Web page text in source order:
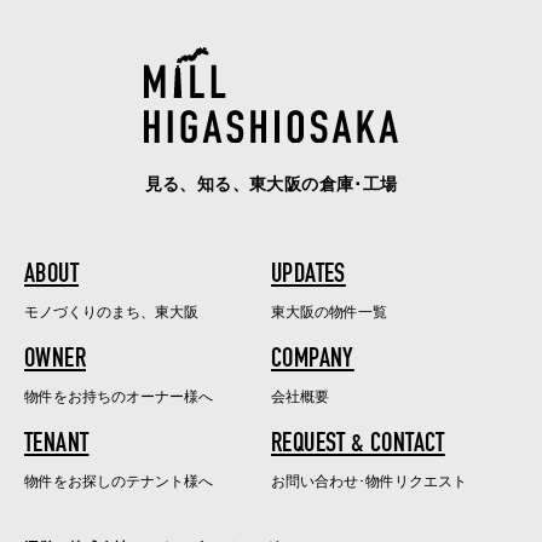
見る、知る、東大阪の倉庫･工場
ABOUT
モノづくりのまち、東大阪
UPDATES
東大阪の物件一覧
OWNER
物件をお持ちのオーナー様へ
COMPANY
会社概要
TENANT
物件をお探しのテナント様へ
REQUEST & CONTACT
お問い合わせ･物件リクエスト